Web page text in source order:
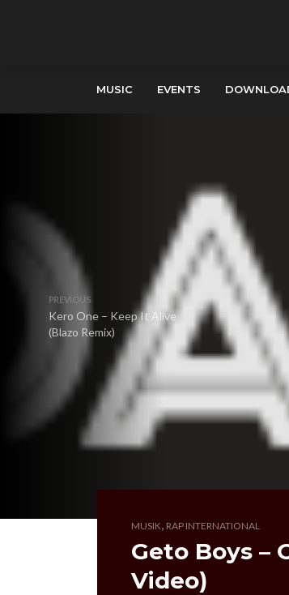
MUSIC EVENTS
PREVIOUS
Kero One – Keep It Alive
(Blazo Remix)
MUSIK, RAP INTERNATIONAL
Geto Boys –
Video)